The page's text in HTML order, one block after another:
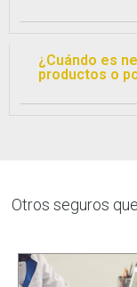
¿Cuándo es
productos o
Otros seguros